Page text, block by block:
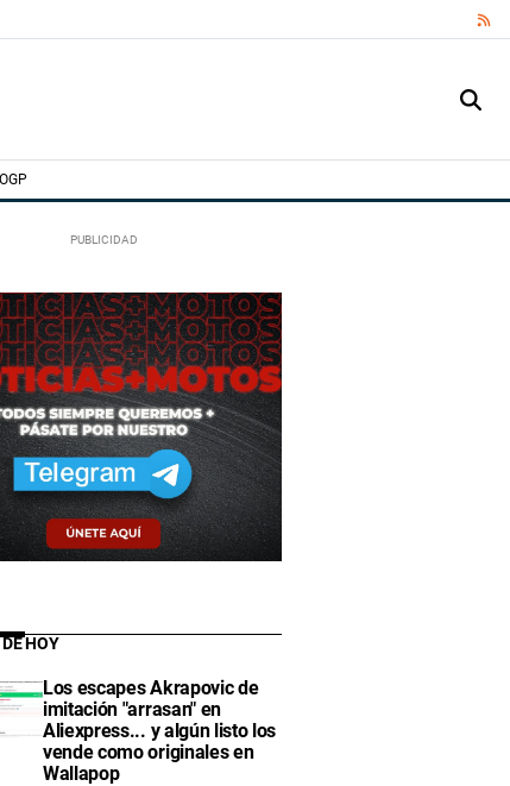
HOY
Los escapes Akrapovic de
imitación "arrasan" en
Aliexpress... y algún listo los
vende como originales en
Wallapop